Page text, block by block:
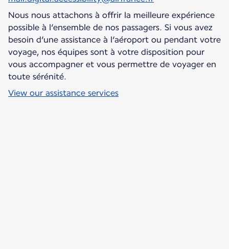
Nous nous attachons à offrir la meilleure expérience
possible à l’ensemble de nos passagers. Si vous avez
besoin d’une assistance à l’aéroport ou pendant votre
voyage, nos équipes sont à votre disposition pour
vous accompagner et vous permettre de voyager en
toute sérénité.
View our assistance services